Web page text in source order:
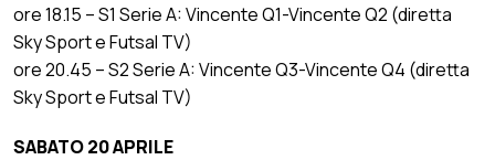
ore 18.15 – S1 Serie A: Vincente Q1-Vincente Q2 (diretta
Sky Sport e Futsal TV)
ore 20.45 – S2 Serie A: Vincente Q3-Vincente Q4 (diretta
Sky Sport e Futsal TV)
SABATO 20 APRILE